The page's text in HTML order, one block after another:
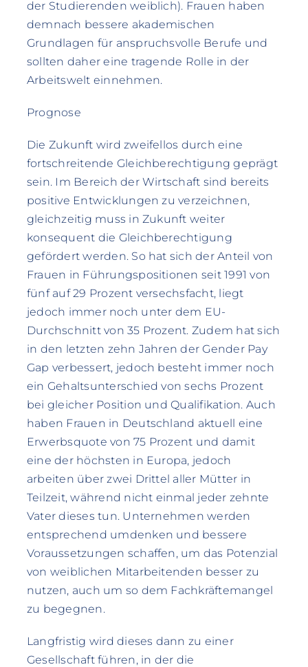
der Studierenden weiblich). Frauen haben
demnach bessere akademischen
Grundlagen für anspruchsvolle Berufe und
sollten daher eine tragende Rolle in der
Arbeitswelt einnehmen.
Prognose
Die Zukunft wird zweifellos durch eine
fortschreitende Gleichberechtigung geprägt
sein. Im Bereich der Wirtschaft sind bereits
positive Entwicklungen zu verzeichnen,
gleichzeitig muss in Zukunft weiter
konsequent die Gleichberechtigung
gefördert werden. So hat sich der Anteil von
Frauen in Führungspositionen seit 1991 von
fünf auf 29 Prozent versechsfacht, liegt
jedoch immer noch unter dem EU-
Durchschnitt von 35 Prozent. Zudem hat sich
in den letzten zehn Jahren der Gender Pay
Gap verbessert, jedoch besteht immer noch
ein Gehaltsunterschied von sechs Prozent
bei gleicher Position und Qualifikation. Auch
haben Frauen in Deutschland aktuell eine
Erwerbsquote von 75 Prozent und damit
eine der höchsten in Europa, jedoch
arbeiten über zwei Drittel aller Mütter in
Teilzeit, während nicht einmal jeder zehnte
Vater dieses tun. Unternehmen werden
entsprechend umdenken und bessere
Voraussetzungen schaffen, um das Potenzial
von weiblichen Mitarbeitenden besser zu
nutzen, auch um so dem Fachkräftemangel
zu begegnen.
Langfristig wird dieses dann zu einer
Gesellschaft führen, in der die